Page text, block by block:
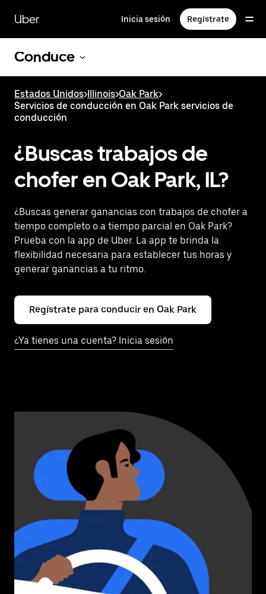
contenido
principal
Uber Inicia sesión Regístrate
Conduce
Estados Unidos>Illinois>Oak Park>
Servicios de conducción en Oak Park servicios de
conducción
¿Buscas trabajos de
chofer en Oak Park, IL?
¿Buscas generar ganancias con trabajos de chofer a
tiempo completo o a tiempo parcial en Oak Park?
Prueba con la app de Uber. La app te brinda la
flexibilidad necesaria para establecer tus horas y
generar ganancias a tu ritmo.
Regístrate para conducir en Oak Park
¿Ya tienes una cuenta? Inicia sesión